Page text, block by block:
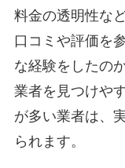
料金の透明性な
口コミや評価を
な経験をしたの
業者を見つけや
が多い業者は、
られます。